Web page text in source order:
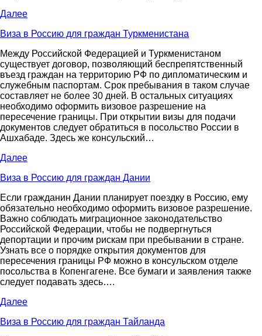
Далее
Виза в Россию для граждан Туркменистана
Между Российской Федерацией и Туркменистаном
существует договор, позволяющий беспрепятственный
въезд граждан на территорию РФ по дипломатическим и
служебным паспортам. Срок пребывания в таком случае
составляет не более 30 дней. В остальных ситуациях
необходимо оформить визовое разрешение на
пересечение границы. При открытии визы для подачи
документов следует обратиться в посольство России в
Ашхабаде. Здесь же консульский…
Далее
Виза в Россию для граждан Дании
Если гражданин Дании планирует поездку в Россию, ему
обязательно необходимо оформить визовое разрешение.
Важно соблюдать миграционное законодательство
Российской Федерации, чтобы не подвергнуться
депортации и прочим рискам при пребывании в стране.
Узнать все о порядке открытия документов для
пересечения границы РФ можно в консульском отделе
посольства в Копенгагене. Все бумаги и заявления также
следует подавать здесь….
Далее
Виза в Россию для граждан Тайланда